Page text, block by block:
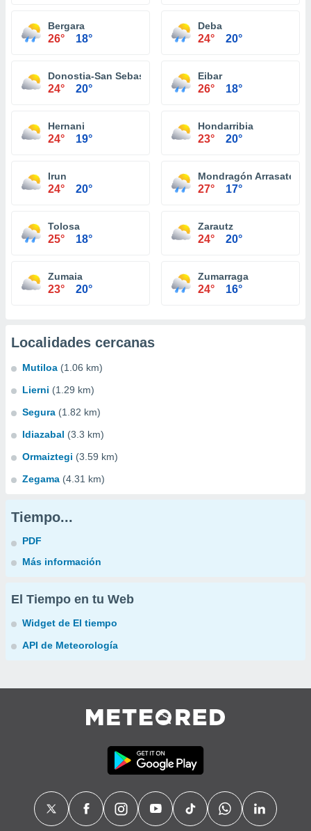
Bergara
26° 18°
Deba
24° 20°
Donostia-San Sebastián
24° 20°
Eibar
26° 18°
Hernani
24° 19°
Hondarribia
23° 20°
Irun
24° 20°
Mondragón Arrasate
27° 17°
Tolosa
25° 18°
Zarautz
24° 20°
Zumaia
23° 20°
Zumarraga
24° 16°
Localidades cercanas
Mutiloa (1.06 km)
Lierni (1.29 km)
Segura (1.82 km)
Idiazabal (3.3 km)
Ormaiztegi (3.59 km)
Zegama (4.31 km)
Tiempo...
PDF
Más información
El Tiempo en tu Web
Widget de El tiempo
API de Meteorología